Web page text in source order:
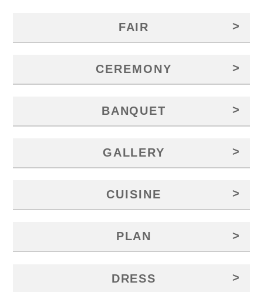
FAIR >
CEREMONY >
BANQUET >
GALLERY >
CUISINE >
PLAN >
DRESS >